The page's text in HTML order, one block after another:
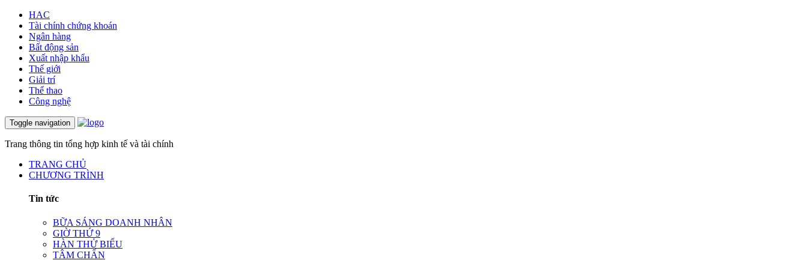
HAC
Tài chính chứng khoán
Ngân hàng
Bất động sản
Xuất nhập khẩu
Thế giới
Giải trí
Thể thao
Công nghệ
Toggle navigation
Trang thông tin tổng hợp kinh tế và tài chính
TRANG CHỦ
CHƯƠNG TRÌNH
Tin tức
BỮA SÁNG DOANH NHÂN
GIỜ THỨ 9
HÀN THỬ BIỂU
TÂM CHẤN